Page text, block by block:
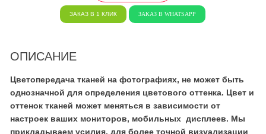
ЗАКАЗ В 1 КЛИК ЗАКАЗ В WHATSAPP
ОПИСАНИЕ
Цветопередача тканей на фотографиях, не может быть
однозначной для определения цветового оттенка. Цвет и
оттенок тканей может меняться в зависимости от
настроек ваших мониторов, мобильных дисплеев. Мы
прикладываем усилия, для более точной визуализации